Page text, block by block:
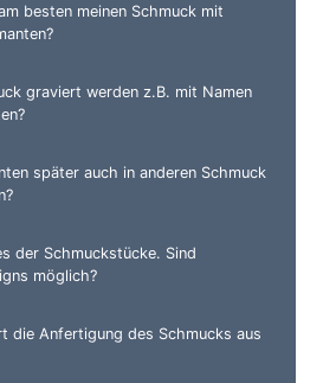
besten meinen Schmuck mit
graviert werden z.B. mit Namen
später auch in anderen Schmuck
der Schmuckstücke. Sind
möglich?
die Anfertigung des Schmucks aus